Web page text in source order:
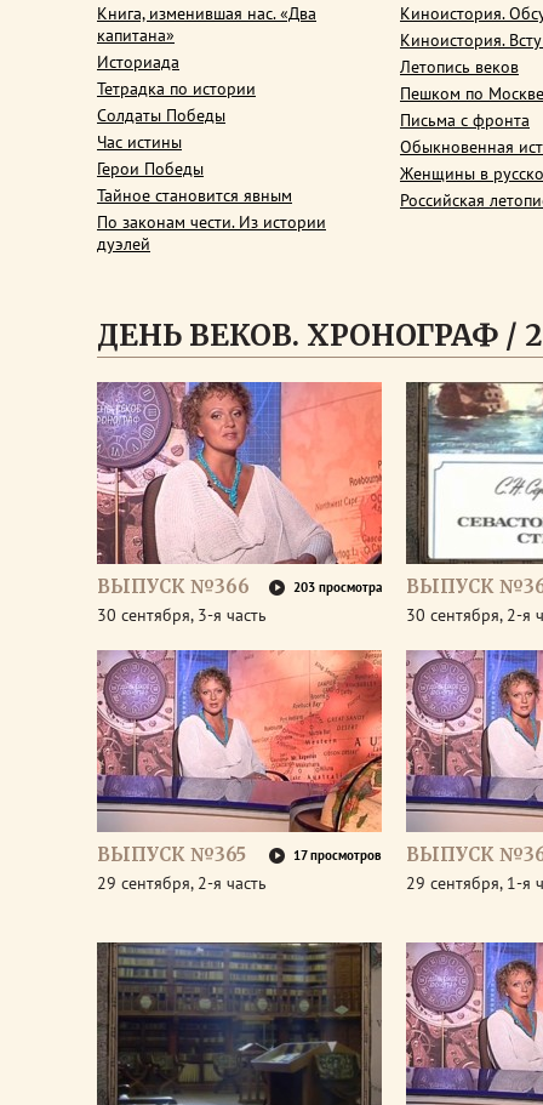
Книга, изменившая нас. «Два
капитана»
Историада
Тетрадка по истории
Солдаты Победы
Час истины
Герои Победы
Тайное становится явным
По законам чести. Из истории
дуэлей
Киноистория.
Киноистория.
Летопись веков
Пешком по Москве
Письма с фронта
Обыкновенная
Женщины в
Российская
ДЕНЬ ВЕКОВ. ХРОНОГРАФ /
ВЫПУСК №366 203 просмотра
30 сентября, 3-я часть
ВЫПУСК
30 сентября, 2-я
ВЫПУСК №365 17 просмотров
29 сентября, 2-я часть
ВЫПУСК
29 сентября, 1-я